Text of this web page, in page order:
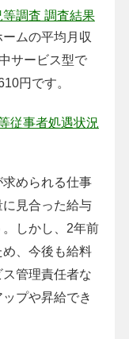
調査 調査結果
ムの平均月収
サービス型で
円です。
従事者処遇状況
められる仕事
見合った給与
しかし、2年前
、今後も給料
ス管理責任者な
プや昇給でき